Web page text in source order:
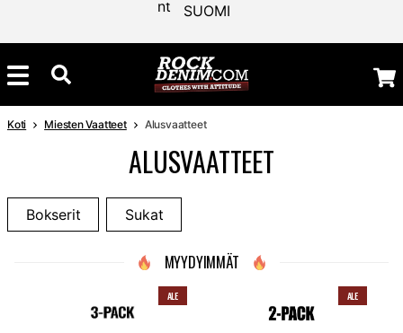
SUOMI
Koti Miesten Vaatteet Alusvaatteet
ALUSVAATTEET
Bokserit Sukat
MYYDYIMMÄT
ALE ALE